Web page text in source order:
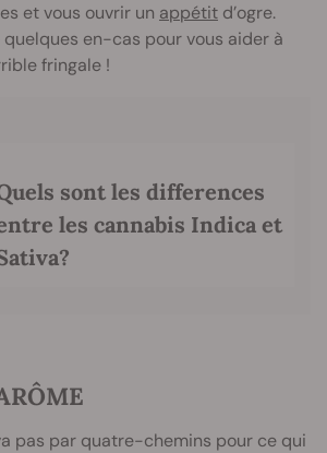
et vous ouvrir un appétit d’ogre.
en-cas pour vous aider à
fringale !
sont les differences
les cannabis Indica et
pas par quatre-chemins pour ce qui